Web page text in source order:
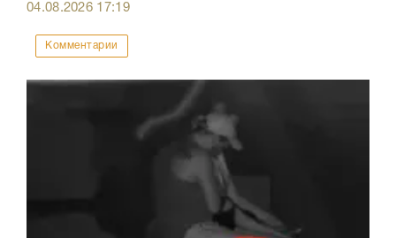
04.08.2026 17:19
Комментарии